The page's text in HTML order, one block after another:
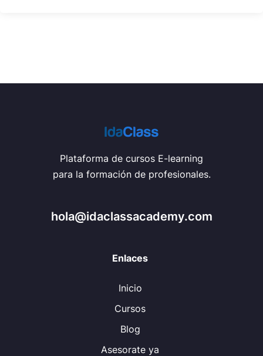
Plataforma de cursos E-learning
para la formación de profesionales.
hola@idaclassacademy.com
Enlaces
Inicio
Cursos
Blog
Asesorate ya